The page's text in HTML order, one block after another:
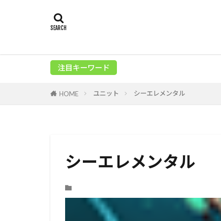
注目キーワード
HOME ユニット シーエレメンタル
シーエレメンタル